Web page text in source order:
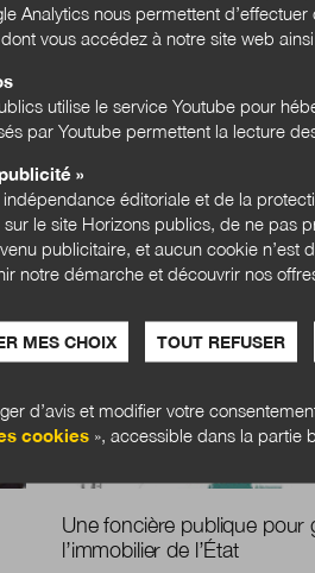
CARTOSCOPIE
Une foncière publique pour
l’immobilier de l’État
Analytics nous permettent
vous accédez à notre site web
utilise le service Youtube pour
par Youtube permettent la lecture
»
éditoriale et de la
sur le site Horizons publics, de ne pas
publicitaire, et aucun cookie n’est
notre démarche et découvrir nos
MES CHOIX TOUT REFUSER
d’avis et modifier votre
cookies », accessible dans la partie